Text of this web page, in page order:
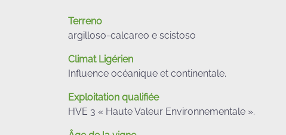
Terreno
argilloso-calcareo e scistoso
Climat Ligérien
Influence océanique et continentale.
Exploitation qualifiée
HVE 3 « Haute Valeur Environnementale ».